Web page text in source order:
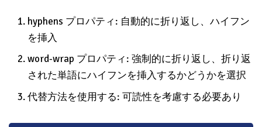
hyphens プロパティ: 自動的に折り返し、ハイフン
を挿入
word-wrap プロパティ: 強制的に折り返し、折り返
された単語にハイフンを挿入するかどうかを選択
代替方法を使用する: 可読性を考慮する必要あり